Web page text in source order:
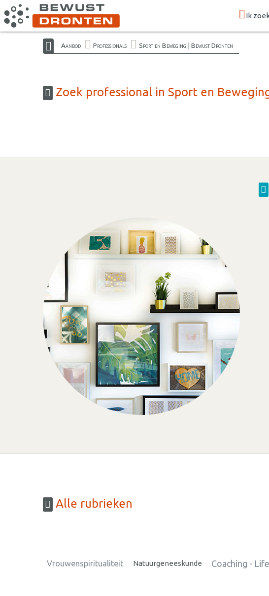
Ik
Aanbod Professionals Sport en Beweging | Bewust Dronten
Zoek professional in Sport en
Alle rubrieken
Vrouwenspiritualiteit Natuurgeneeskunde Coaching -